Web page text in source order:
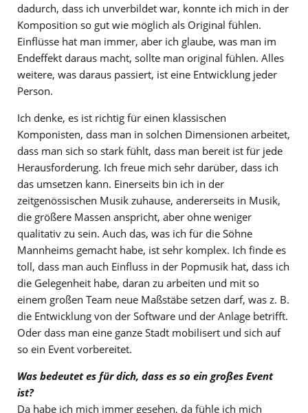
dadurch, dass ich unverbildet war, konnte ich mich in der
Komposition so gut wie möglich als Original fühlen.
Einflüsse hat man immer, aber ich glaube, was man im
Endeffekt daraus macht, sollte man original fühlen. Alles
weitere, was daraus passiert, ist eine Entwicklung jeder
Person.
Ich denke, es ist richtig für einen klassischen
Komponisten, dass man in solchen Dimensionen arbeitet,
dass man sich so stark fühlt, dass man bereit ist für jede
Herausforderung. Ich freue mich sehr darüber, dass ich
das umsetzen kann. Einerseits bin ich in der
zeitgenössischen Musik zuhause, andererseits in Musik,
die größere Massen anspricht, aber ohne weniger
qualitativ zu sein. Auch das, was ich für die Söhne
Mannheims gemacht habe, ist sehr komplex. Ich finde es
toll, dass man auch Einfluss in der Popmusik hat, dass ich
die Gelegenheit habe, daran zu arbeiten und mit so
einem großen Team neue Maßstäbe setzen darf, was z. B.
die Entwicklung von der Software und der Anlage betrifft.
Oder dass man eine ganze Stadt mobilisert und sich auf
so ein Event vorbereitet.
Was bedeutet es für dich, dass es so ein großes Event
ist?
Da habe ich mich immer gesehen, da fühle ich mich